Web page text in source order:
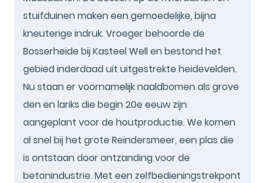
stuifduinen maken een gemoedelijke, bijna
kneuterige indruk. Vroeger behoorde de
Bosserheide bij Kasteel Well en bestond het
gebied inderdaad uit uitgestrekte heidevelden.
Nu staan er voornamelijk naaldbomen als grove
den en lariks die begin 20e eeuw zijn
aangeplant voor de houtproductie. We komen
al snel bij het grote Reindersmeer, een plas die
is ontstaan door ontzanding voor de
betonindustrie. Met een zelfbedieningstrekpont